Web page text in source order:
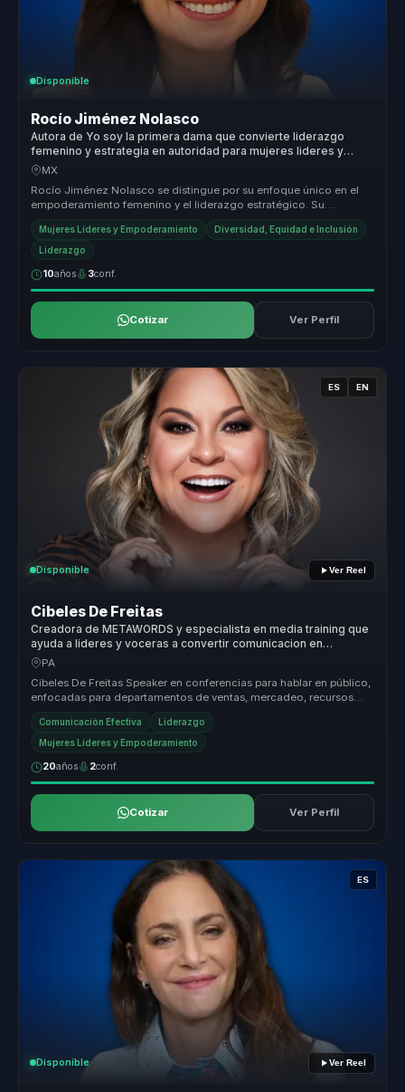
Disponible
Rocío Jiménez Nolasco
Autora de Yo soy la primera dama que convierte liderazgo
femenino y estrategia en autoridad para mujeres lideres y
organizaciones.
MX
Rocío Jiménez Nolasco se distingue por su enfoque único en el
empoderamiento femenino y el liderazgo estratégico. Su
capacidad para trans...
Mujeres Líderes y Empoderamiento Diversidad, Equidad e Inclusión
Liderazgo
10años 3conf.
Cotizar Ver Perfil
ES EN
Disponible Ver Reel
Cibeles De Freitas
Creadora de METAWORDS y especialista en media training que
ayuda a lideres y voceras a convertir comunicacion en
influencia, autoridad y visibilidad.
PA
Cibeles De Freitas Speaker en conferencias para hablar en público,
enfocadas para departamentos de ventas, mercadeo, recursos
humanos, at...
Comunicación Efectiva Liderazgo
Mujeres Líderes y Empoderamiento
20años 2conf.
Cotizar Ver Perfil
ES
Disponible Ver Reel